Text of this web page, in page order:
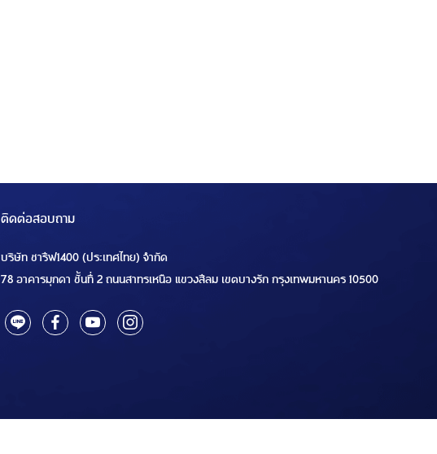
ติดต่อสอบถาม
บริษัท ชารีฟ1400 (ประเทศไทย) จำกัด
78 อาคารมุกดา ชั้นที่ 2 ถนนสาทรเหนือ แขวงสีลม เขตบางรัก กรุงเทพมหานคร 10500